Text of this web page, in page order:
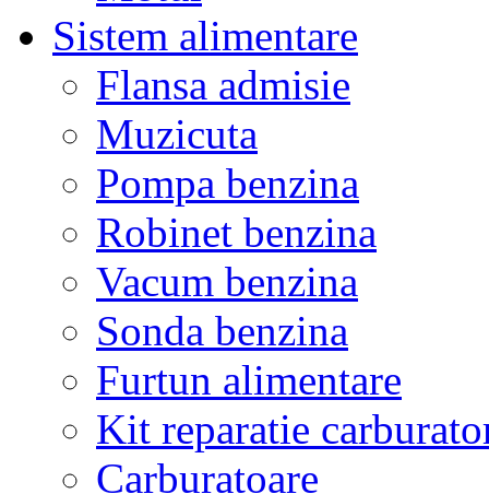
Sistem alimentare
Flansa admisie
Muzicuta
Pompa benzina
Robinet benzina
Vacum benzina
Sonda benzina
Furtun alimentare
Kit reparatie
Carburatoare